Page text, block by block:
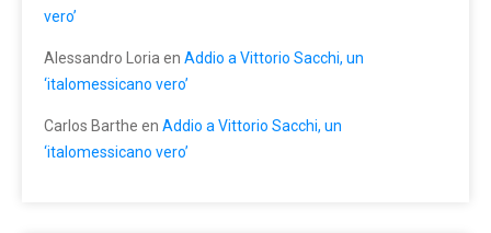
vero’
Alessandro Loria en Addio a Vittorio Sacchi, un
‘italomessicano vero’
Carlos Barthe en Addio a Vittorio Sacchi, un
‘italomessicano vero’